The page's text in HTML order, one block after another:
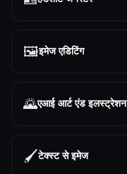
🖼️इमेज एडिटिंग
🌄एआई आर्ट एंड इलस्ट्रेशन
🖌️टेक्स्ट से इमेज